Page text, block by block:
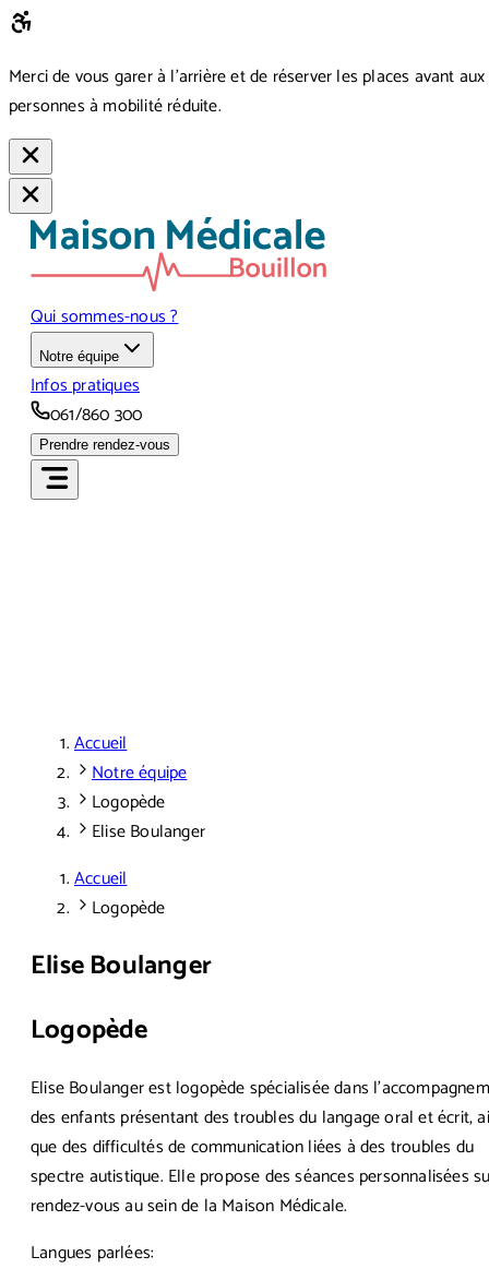
Merci de vous garer à l’arrière et de réserver les places avant aux
personnes à mobilité réduite.
Qui sommes-nous ?
Notre équipe
Infos pratiques
061/860 300
Prendre rendez-vous
Accueil
Notre équipe
Logopède
Elise Boulanger
Accueil
Logopède
Elise Boulanger
Logopède
Elise Boulanger est logopède spécialisée dans
des enfants présentant des troubles du langage oral et écrit,
que des difficultés de communication liées à des troubles du
spectre autistique. Elle propose des séances personnalisées
rendez-vous au sein de la Maison Médicale.
Langues parlées: